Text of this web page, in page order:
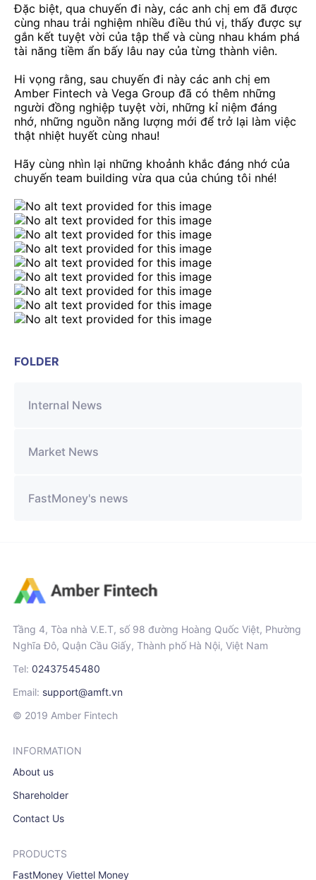
Đặc biệt, qua chuyến đi này, các anh chị em đã được
cùng nhau trải nghiệm nhiều điều thú vị, thấy được sự
gắn kết tuyệt vời của tập thể và cùng nhau khám phá
tài năng tiềm ẩn bấy lâu nay của từng thành viên.
Hi vọng rằng, sau chuyến đi này các anh chị em
Amber Fintech và Vega Group đã có thêm những
người đồng nghiệp tuyệt vời, những kỉ niệm đáng
nhớ, những nguồn năng lượng mới để trở lại làm việc
thật nhiệt huyết cùng nhau!
Hãy cùng nhìn lại những khoảnh khắc đáng nhớ của
chuyến team building vừa qua của chúng tôi nhé!
FOLDER
Internal News
Market News
FastMoney's news
Tầng 4, Tòa nhà V.E.T, số 98 đường Hoàng Quốc Việt, Phường
Nghĩa Đô, Quận Cầu Giấy, Thành phố Hà Nội, Việt Nam
Tel: 02437545480
Email: support@amft.vn
© 2019 Amber Fintech
INFORMATION
About us
Shareholder
Contact Us
PRODUCTS
FastMoney Viettel Money